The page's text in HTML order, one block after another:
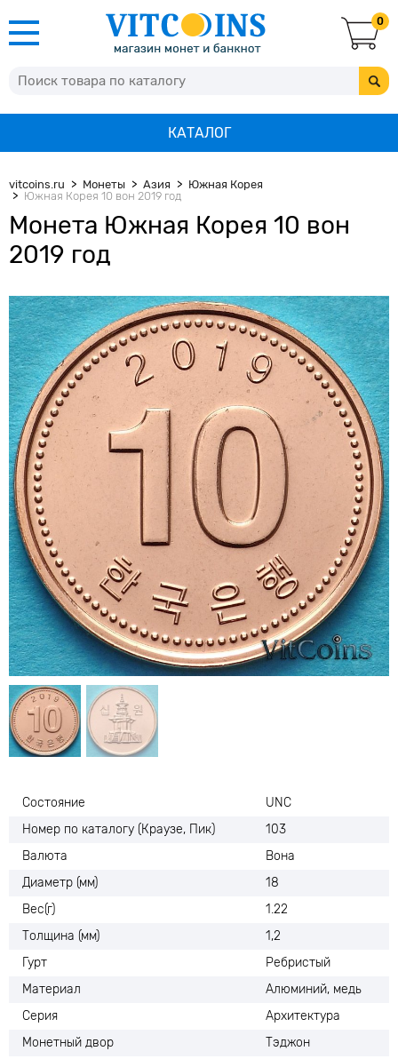
0
КАТАЛОГ
vitcoins.ru Монеты Азия
Южная Корея
Южная Корея 10 вон 2019 год
Монета Южная Корея 10 вон
2019 год
Состояние
UNC
Номер по каталогу (Краузе, Пик)
103
Валюта
Вона
Диаметр (мм)
18
Вес(г)
1.22
Толщина (мм)
1,2
Гурт
Ребристый
Материал
Алюминий, медь
Серия
Архитектура
Монетный двор
Тэджон